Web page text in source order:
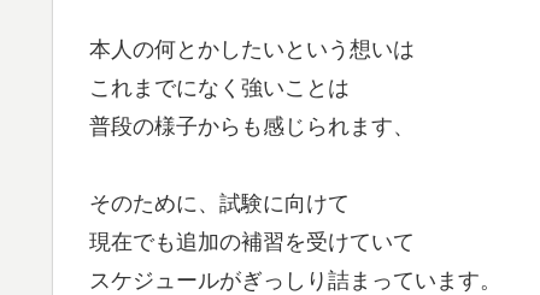
本人の何とかしたいという想いは
これまでになく強いことは
普段の様子からも感じられます、
そのために、試験に向けて
現在でも追加の補習を受けていて
スケジュールがぎっしり詰まっています。